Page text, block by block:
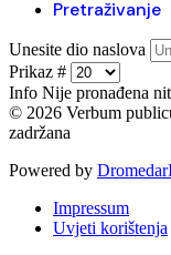
Pretraživanje
Unesite dio naslova
Prikaz #
Info Nije pronađena
© 2026 Verbum
zadržana
Powered by
Impressum
Uvjeti korištenja